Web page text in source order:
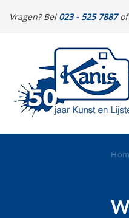
Vragen? Bel 023 - 525 7887of